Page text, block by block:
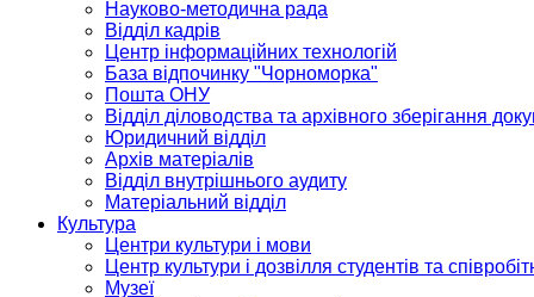
Науково-методична рада
Відділ кадрів
Центр інформаційних технологій
База відпочинку "Чорноморка"
Пошта ОНУ
Відділ діловодства та архівного зберігання
Юридичний відділ
Архів матеріалів
Відділ внутрішнього аудиту
Матеріальний відділ
Культура
Центри культури і мови
Центр культури і дозвілля студентів та
Музеї